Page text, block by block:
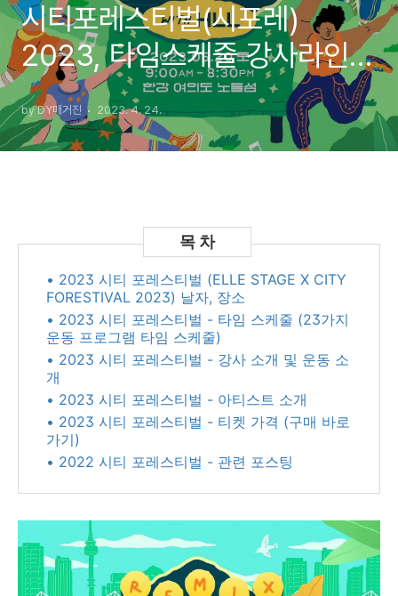
시티포레스티벌(시포레)
2023, 타임스케줄 강사라인업
아티스트소개 티켓예매'
by DY매거진 2023. 4. 24.
• 2023 시티 포레스티벌 (ELLE STAGE X CITY
FORESTIVAL 2023) 날자, 장소
• 2023 시티 포레스티벌 - 타임 스케줄 (23가지
운동 프로그램 타임 스케줄)
• 2023 시티 포레스티벌 - 강사 소개 및 운동 소
개
• 2023 시티 포레스티벌 - 아티스트 소개
• 2023 시티 포레스티벌 - 티켓 가격 (구매 바로
가기)
• 2022 시티 포레스티벌 - 관련 포스팅